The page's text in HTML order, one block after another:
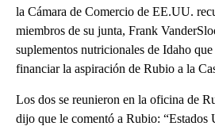
la Cámara de Comercio de EE.UU.
miembros de su junta, Frank
suplementos nutricionales de Idaho
financiar la aspiración de Rubio a la
Los dos se reunieron en la oficina de
dijo que le comentó a Rubio: “Estados